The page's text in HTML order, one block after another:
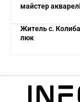
майстер акварелі
Житель с.
люк